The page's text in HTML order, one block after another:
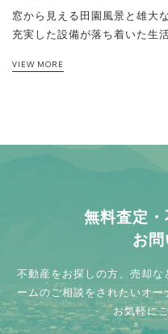
窓から見える田園風景と雄大
充実した設備が落ち着いた生
VIEW MORE
無料査定
お
不動産をお探しの方、売却な
ームのご相談をされたいオー
お気軽に